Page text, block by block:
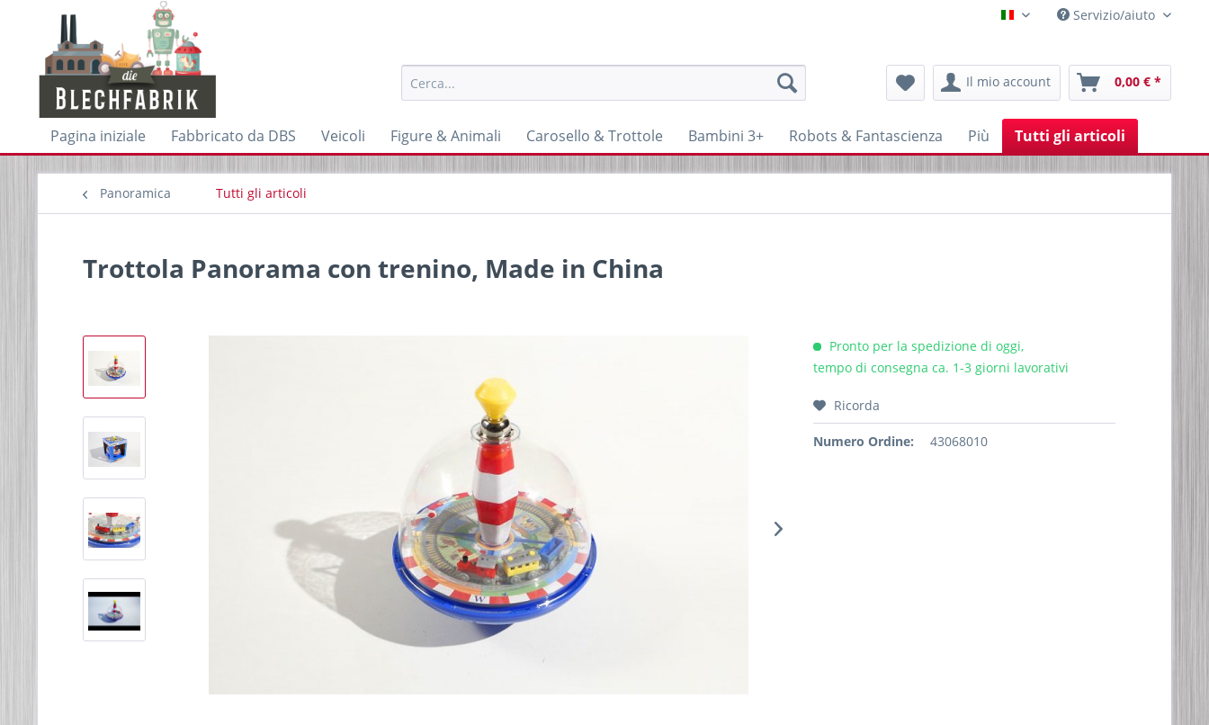
ItalienischServizio/aiuto
Il mio account 0,00 € *
Pagina iniziale Fabbricato da DBS Veicoli Figure & Animali Carosello & Trottole Bambini 3+ Robots & Fantascienza Più Tutti gli articoli
Panoramica Tutti gli articoli
Trottola Panorama con trenino, Made in China
Pronto per la spedizione di oggi,
tempo di consegna ca. 1-3 giorni lavorativi
Ricorda
Numero Ordine: 43068010